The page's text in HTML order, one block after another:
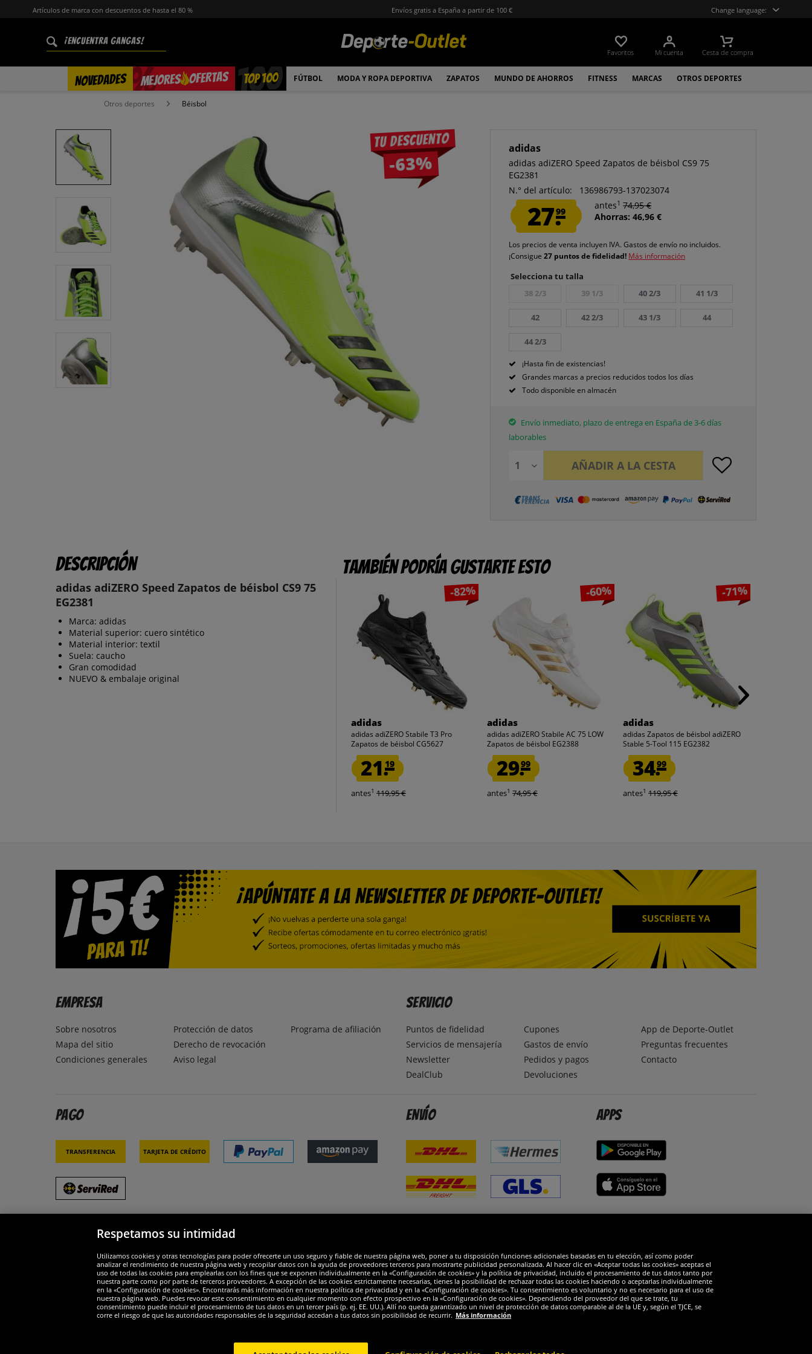
Artículos de marca con descuentos de hasta el 80 % Envíos gratis a España a partir de 100 € Change language:
Favoritos Mi cuenta Cesta de compra
NOVEDADES MEJORES OFERTAS
% TOP 100 FÚTBOL MODA Y ROPA DEPORTIVA ZAPATOS MUNDO DE AHORROS FITNESS MARCAS OTROS DEPORTES
Otros deportes Béisbol
Tu descuento
-63%
adidas
adidas adiZERO Speed Zapatos de béisbol CS9 75
EG2381
N.° del artículo:
136986793-137023074
27.99
antes1 74,95 €
Ahorras: 46,96 €
Los precios de venta incluyen IVA.Gastos de envío no incluidos.
¡Consigue27 puntos de fidelidad! Más información
Selecciona tu talla
38 2/3
39 1/3 40 2/3 41 1/3
42 42 2/3 43 1/3 44
44 2/3
¡Hasta fin de existencias!
Grandes marcas a precios reducidos todos los días
Todo disponible en almacén
Envío inmediato, plazo de entrega en España de 3-6 días
laborables
AÑADIR A LA CESTA
Descripción
adidas adiZERO Speed Zapatos de béisbol CS9 75
EG2381
Marca: adidas
Material superior: cuero sintético
Material interior: textil
Suela: caucho
Gran comodidad
NUEVO & embalaje original
También podría gustarte esto
-82%
adidas
adidas adiZERO Stabile T3 Pro
Zapatos de béisbol CG5627
21.19
antes1 119,95 €
-60%
adidas
adidas adiZERO Stabile AC 75 LOW
Zapatos de béisbol EG2388
29.99
antes1 74,95 €
-71%
adidas
adidas Zapatos de béisbol adiZERO
Stable 5-Tool 115 EG2382
34.99
antes1 119,95 €
Empresa
Sobre nosotros
Mapa del sitio
Condiciones generales
Protección de datos
Derecho de revocación
Aviso legal
Programa de afiliación
Servicio
Puntos de fidelidad
Servicios de mensajería
Newsletter
DealClub
Cupones
Gastos de envío
Pedidos y pagos
Devoluciones
App de Deporte-Outlet
Preguntas frecuentes
Contacto
Pago
Transferencia Tarjeta de crédito
Envío Apps
Widerruf
Respetamos su intimidad
Utilizamos cookies y otras tecnologías para poder ofrecerte un uso seguro y fiable de nuestra página web, poner a tu disposición funciones adicionales basadas en tu elección, así como poder
analizar el rendimiento de nuestra página web y recopilar datos con la ayuda de proveedores terceros para mostrarte publicidad personalizada. Al hacer clic en «Aceptar todas las cookies» aceptas el
uso de todas las cookies para emplearlas con los fines que se exponen individualmente en la «Configuración de cookies» y la política de privacidad, incluido el procesamiento de tus datos tanto por
nuestra parte como por parte de terceros proveedores. A excepción de las cookies estrictamente necesarias, tienes la posibilidad de rechazar todas las cookies haciendo o aceptarlas individualmente
en la «Configuración de cookies». Encontrarás más información en nuestra política de privacidad y en la «Configuración de cookies». Tu consentimiento es voluntario y no es necesario para el uso de
nuestra página web. Puedes revocar este consentimiento en cualquier momento con efecto prospectivo en la «Configuración de cookies». Dependiendo del proveedor del que se trate, tu
consentimiento puede incluir el procesamiento de tus datos en un tercer país (p. ej. EE. UU.). Allí no queda garantizado un nivel de protección de datos comparable al de la UE y, según el TJCE, se
corre el riesgo de que las autoridades responsables de la seguridad accedan a tus datos sin posibilidad de recurrir. Más información